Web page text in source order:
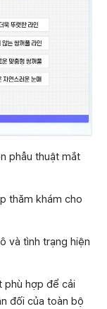
phẫu thuật mắt
thăm khám cho
và tình trạng hiện
phù hợp để cải
đối của toàn bộ